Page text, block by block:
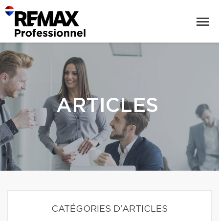
ARTICLES
CATÉGORIES D'ARTICLES